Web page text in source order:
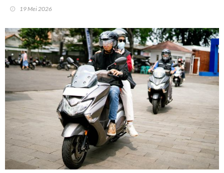
19 Mei 2026